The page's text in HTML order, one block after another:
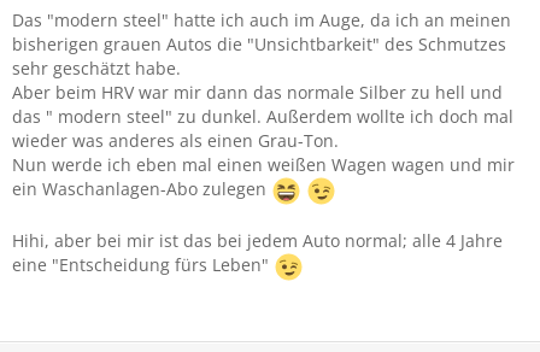
Das "modern steel" hatte ich auch im Auge, da ich an meinen
bisherigen grauen Autos die "Unsichtbarkeit" des Schmutzes
sehr geschätzt habe.
Aber beim HRV war mir dann das normale Silber zu hell und
das " modern steel" zu dunkel. Außerdem wollte ich doch mal
wieder was anderes als einen Grau-Ton.
Nun werde ich eben mal einen weißen Wagen wagen und mir
ein Waschanlagen-Abo zulegen
Hihi, aber bei mir ist das bei jedem Auto normal; alle 4 Jahre
eine "Entscheidung fürs Leben"